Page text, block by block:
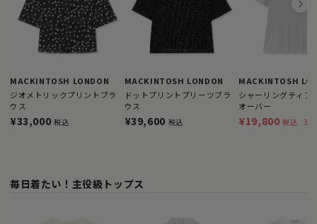
MACKINTOSH LONDON
ジオメトリックプリントブラ
ウス
¥33,000 税込
MACKINTOSH LONDON
ドットプリントプリーツブラ
ウス
¥39,600 税込
MACKINTOSH
シャーリングティア
オーバー
¥19,800 税込
毎日着たい！主役級トップス